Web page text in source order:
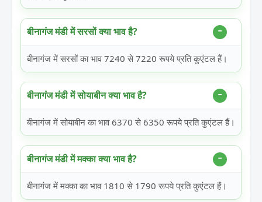
बीनागंज मंडी में सरसों क्या भाव है?
बीनागंज में सरसों का भाव 7240 से 7220 रूपये प्रति कुएंटल हैं।
बीनागंज मंडी में सोयाबीन क्या भाव है?
बीनागंज में सोयाबीन का भाव 6370 से 6350 रूपये प्रति कुएंटल हैं।
बीनागंज मंडी में मक्का क्या भाव है?
बीनागंज में मक्का का भाव 1810 से 1790 रूपये प्रति कुएंटल हैं।